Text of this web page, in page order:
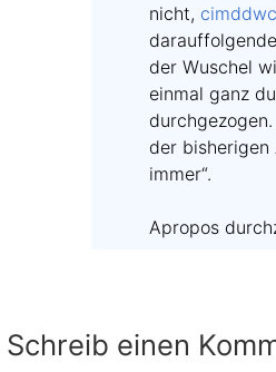
nicht, cimddwc
der Wuschel
einmal ganz
der bisherigen
immer“.
Apropos
Schreib einen